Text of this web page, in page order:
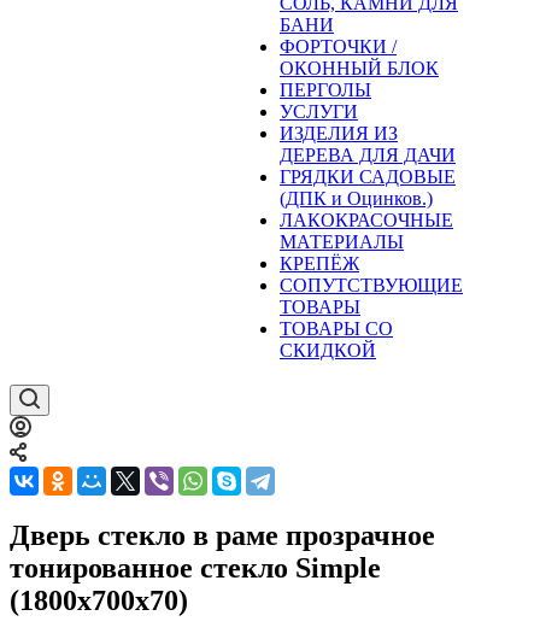
БАНИ
ФОРТОЧКИ /
ОКОННЫЙ БЛОК
ПЕРГОЛЫ
УСЛУГИ
ИЗДЕЛИЯ ИЗ
ДЕРЕВА ДЛЯ ДАЧИ
ГРЯДКИ САДОВЫЕ
(ДПК и Оцинков.)
ЛАКОКРАСОЧНЫЕ
МАТЕРИАЛЫ
КРЕПЁЖ
СОПУТСТВУЮЩИЕ
ТОВАРЫ
ТОВАРЫ СО
СКИДКОЙ
Дверь стекло в раме прозрачное
тонированное стекло Simple
(1800х700х70)